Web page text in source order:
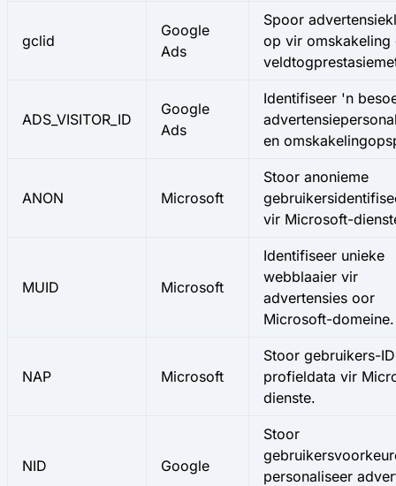
gclid
Google
Ads
Spoor
op vir omskakeling
ADS_VISITOR_ID
Google
Ads
Identifiseer 'n
en
ANON Microsoft
Stoor anonieme
vir Microsoft-
MUID Microsoft
Identifiseer unieke
webblaaier vir
advertensies oor
Microsoft-domeine.
NAP Microsoft
Stoor gebruikers-
profieldata vir
dienste.
NID Google
Stoor
personaliseer